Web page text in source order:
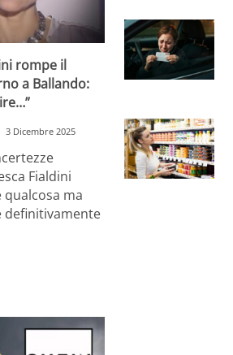
rompe il
a Ballando:
3 Dicembre 2025
Fialdini
ma
definitivamente